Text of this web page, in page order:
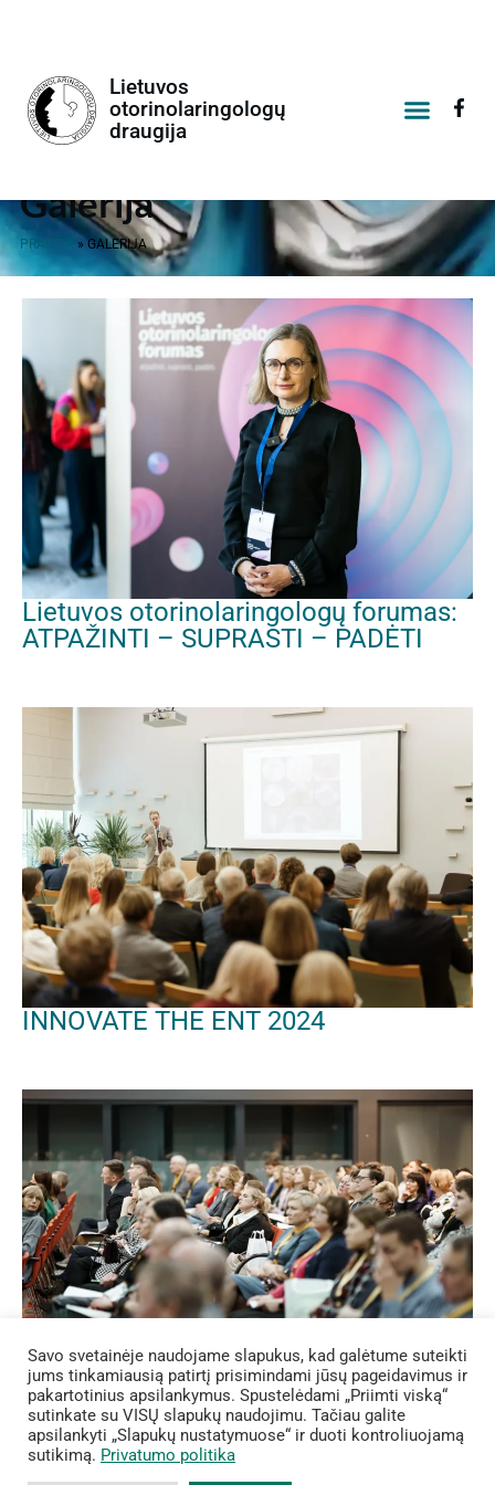
Lietuvos
otorinolaringologų
draugija
Galerija
PRADŽIA »GALERIJA
Lietuvos otorinolaringologų forumas:
ATPAŽINTI – SUPRASTI – PADĖTI
INNOVATE THE ENT 2024
Otorinolaringologijos ruduo 2023
Savo svetainėje naudojame slapukus, kad galėtume suteikti
jums tinkamiausią patirtį prisimindami jūsų pageidavimus ir
pakartotinius apsilankymus. Spustelėdami „Priimti viską“
sutinkate su VISŲ slapukų naudojimu. Tačiau galite
apsilankyti „Slapukų nustatymuose“ ir duoti kontroliuojamą
sutikimą. Privatumo politika